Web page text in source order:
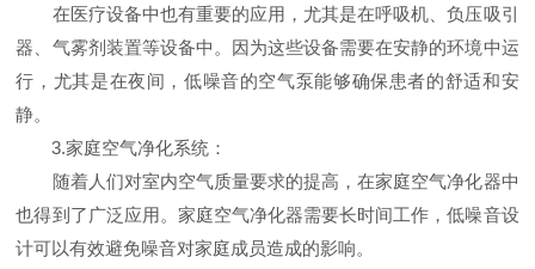
在医疗设备中也有重要的应用，尤其是在呼吸机、负压吸引
器、气雾剂装置等设备中。因为这些设备需要在安静的环境中运
行，尤其是在夜间，低噪音的空气泵能够确保患者的舒适和安
静。
3.家庭空气净化系统：
随着人们对室内空气质量要求的提高，在家庭空气净化器中
也得到了广泛应用。家庭空气净化器需要长时间工作，低噪音设
计可以有效避免噪音对家庭成员造成的影响。